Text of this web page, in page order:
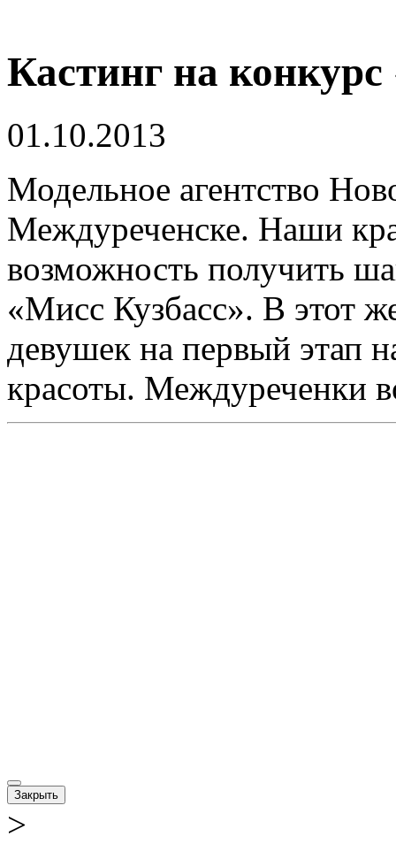
Кастинг на
01.10.2013
Модельное агентство
Междуреченске. Наши
возможность получить
«Мисс Кузбасс». В этот
девушек на первый этап
красоты. Междуреченки
Закрыть
>